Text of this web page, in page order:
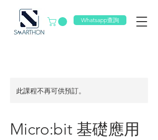
Whatsapp查詢
此課程不再可供預訂。
Micro:bit 基礎應用